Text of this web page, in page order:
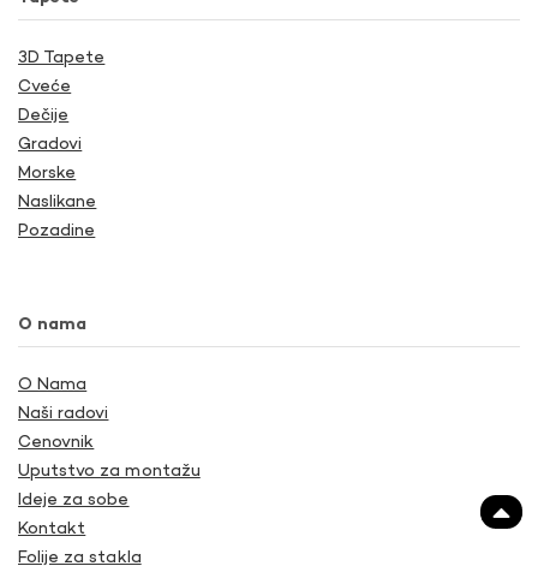
3D Tapete
Cveće
Dečije
Gradovi
Morske
Naslikane
Pozadine
O nama
O Nama
Naši radovi
Cenovnik
Uputstvo za montažu
Ideje za sobe
Kontakt
Folije za stakla